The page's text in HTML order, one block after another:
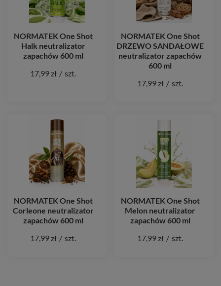
NORMATEK One Shot
Halk neutralizator
zapachów 600 ml
17,99 zł / szt.
NORMATEK One Shot
DRZEWO SANDAŁOWE
neutralizator zapachów
600 ml
17,99 zł / szt.
NORMATEK One Shot
Corleone neutralizator
zapachów 600 ml
17,99 zł / szt.
NORMATEK One Shot
Melon neutralizator
zapachów 600 ml
17,99 zł / szt.